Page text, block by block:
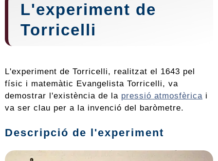
L'experiment de
Torricelli
L'experiment de Torricelli, realitzat el 1643 pel
físic i matemàtic Evangelista Torricelli, va
demostrar l'existència de la pressió atmosfèrica i
va ser clau per a la invenció del baròmetre.
Descripció de l'experiment